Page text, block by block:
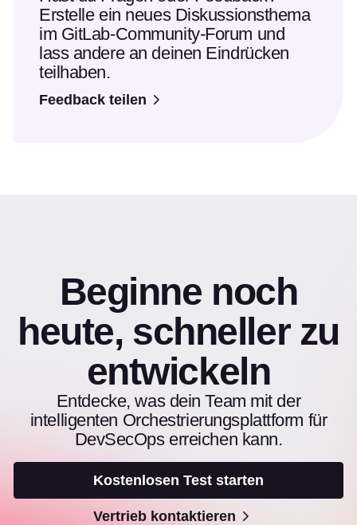
Erstelle ein neues Diskussionsthema
im GitLab-Community-Forum und
lass andere an deinen Eindrücken
teilhaben.
Feedback teilen
Beginne noch
heute, schneller zu
entwickeln
Entdecke, was dein Team mit der
intelligenten Orchestrierungsplattform für
DevSecOps erreichen kann.
Kostenlosen Test starten
Vertrieb kontaktieren